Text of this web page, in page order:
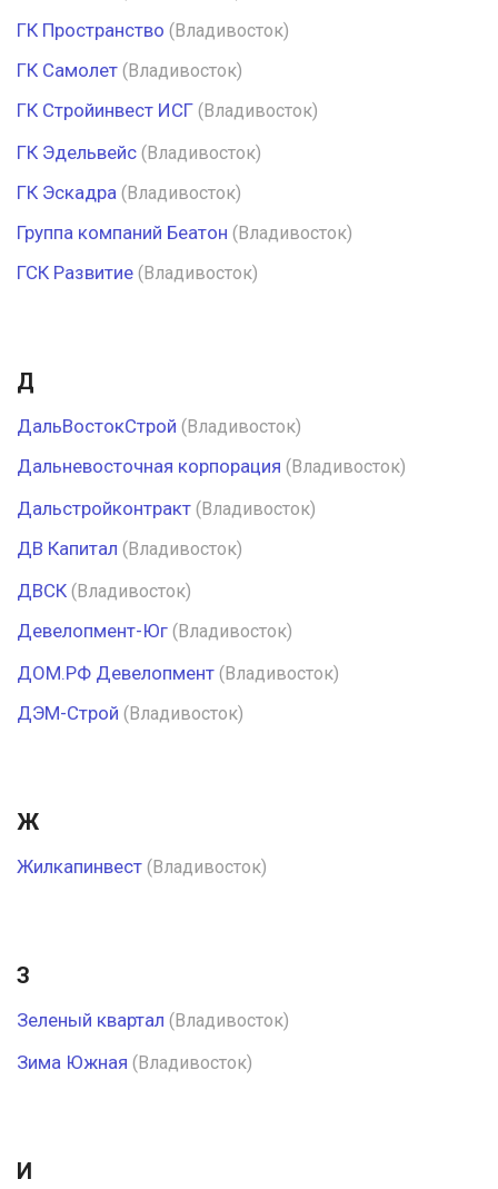
ГК Пространство (Владивосток)
ГК Самолет (Владивосток)
ГК Стройинвест ИСГ (Владивосток)
ГК Эдельвейс (Владивосток)
ГК Эскадра (Владивосток)
Группа компаний Беатон (Владивосток)
ГСК Развитие (Владивосток)
Д
ДальВостокСтрой (Владивосток)
Дальневосточная корпорация (Владивосток)
Дальстройконтракт (Владивосток)
ДВ Капитал (Владивосток)
ДВСК (Владивосток)
Девелопмент-Юг (Владивосток)
ДОМ.РФ Девелопмент (Владивосток)
ДЭМ-Строй (Владивосток)
Ж
Жилкапинвест (Владивосток)
З
Зеленый квартал (Владивосток)
Зима Южная (Владивосток)
И